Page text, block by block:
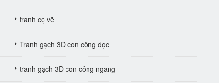
tranh cọ vẽ
Tranh gạch 3D con công dọc
tranh gạch 3D con công ngang